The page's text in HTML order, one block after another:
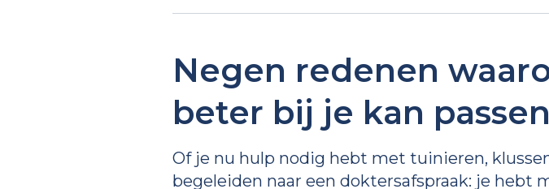
Negen redenen
beter bij je kan
Of je nu hulp nodig hebt met tuinieren,
begeleiden naar een doktersafspraak: je hebt